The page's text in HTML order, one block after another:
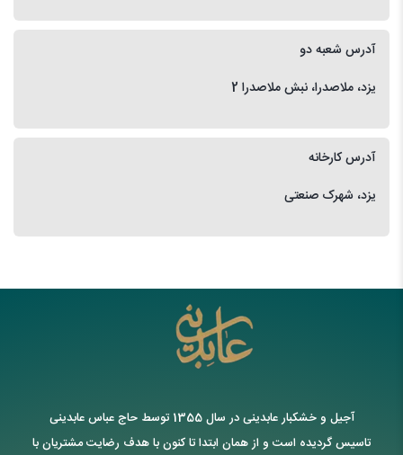
آدرس شعبه دو
یزد، ملاصدرا، نبش ملاصدرا 2
آدرس کارخانه
یزد، شهرک صنعتی
آجیل و خشکبار عابدینی در سال 1355 توسط حاج عباس عابدینی
تاسیس گردیده است و از همان ابتدا تا کنون با هدف رضایت مشتریان با